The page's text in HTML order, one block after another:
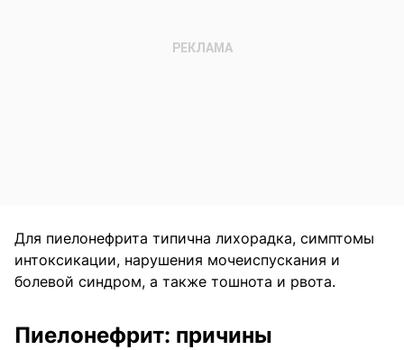
Для пиелонефрита типична лихорадка, симптомы
интоксикации, нарушения мочеиспускания и
болевой синдром, а также тошнота и рвота.
Пиелонефрит: причины